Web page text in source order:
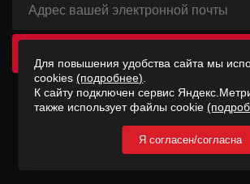
2026 © ООО «Лаборатория
Согласие на обработку
Для повышения удобства сайта мы
cookies(подробнее)
К сайту подключен сервис
также использует файлы cookie
Я согласен/согласна